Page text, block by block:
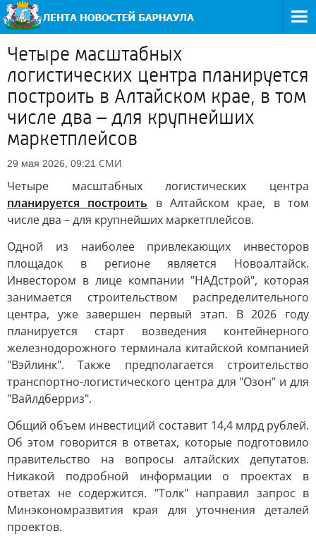
Четыре масштабных
логистических центра планируется
построить в Алтайском крае, в том
числе два – для крупнейших
маркетплейсов
29 мая 2026, 09:21 СМИ
Четыре масштабных логистических центра
планируется построить в Алтайском крае, в том
числе два – для крупнейших маркетплейсов.
Одной из наиболее привлекающих инвесторов
площадок в регионе является Новоалтайск.
Инвестором в лице компании "НАДстрой", которая
занимается строительством распределительного
центра, уже завершен первый этап. В 2026 году
планируется старт возведения контейнерного
железнодорожного терминала китайской компанией
"Вэйлинк". Также предполагается строительство
транспортно-логистического центра для "Озон" и для
"Вайлдберриз".
Общий объем инвестиций составит 14,4 млрд рублей.
Об этом говорится в ответах, которые подготовило
правительство на вопросы алтайских депутатов.
Никакой подробной информации о проектах в
ответах не содержится. "Толк" направил запрос в
Минэкономразвития края для уточнения деталей
проектов.